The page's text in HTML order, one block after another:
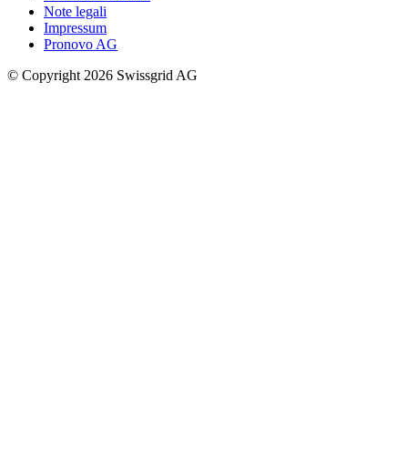
Note legali
Impressum
Pronovo AG
© Copyright 2026 Swissgrid AG